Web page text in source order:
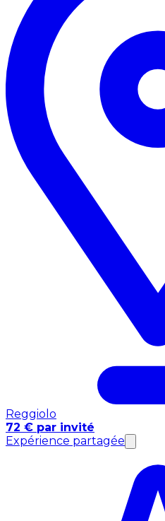
Reggiolo
72 € par invité
Expérience partagée